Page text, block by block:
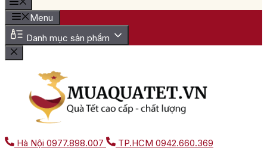
Menu
Danh mục sản phẩm
Hà Nội 0977.898.007 TP.HCM 0942.660.369